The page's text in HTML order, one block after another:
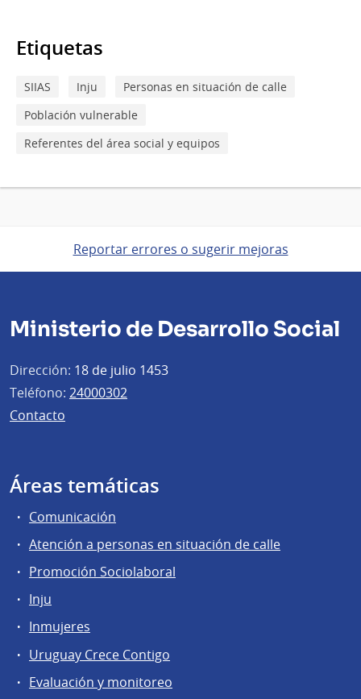
Etiquetas
SIIAS Inju
Personas en situación de calle
Población vulnerable
Referentes del área social y equipos
Reportar errores o sugerir mejoras
Ministerio de Desarrollo Social
Dirección: 18 de julio 1453
Teléfono: 24000302
Contacto
Áreas temáticas
Comunicación
Atención a personas en situación de calle
Promoción Sociolaboral
Inju
Inmujeres
Uruguay Crece Contigo
Evaluación y monitoreo